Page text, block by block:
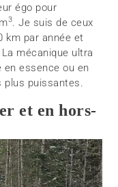
égo pour
3. Je suis de ceux
km par année et
mécanique ultra
en essence ou en
plus puissantes.
et en hors-